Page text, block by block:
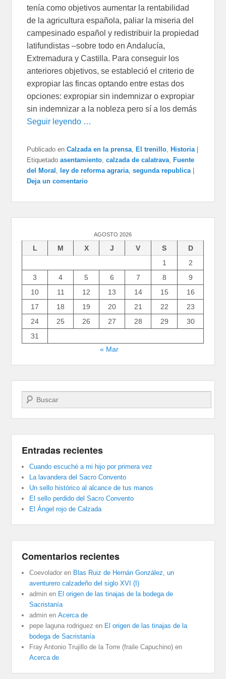
tenía como objetivos aumentar la rentabilidad
de la agricultura española, paliar la miseria del
campesinado español y redistribuir la propiedad
latifundistas –sobre todo en Andalucía,
Extremadura y Castilla. Para conseguir los
anteriores objetivos, se estableció el criterio de
expropiar las fincas optando entre estas dos
opciones: expropiar sin indemnizar o expropiar
sin indemnizar a la nobleza pero sí a los demás
Seguir leyendo …
Publicado en Calzada en la prensa El trenillo Historia
Etiquetado asentamiento ,calzada de calatrava
Fuente
del Moral
ley de reforma agraria ,segunda republica
Deja un comentario
AGOSTO 2026
L M X J V S
D
1
2
3
4 5 6 7 8
9
10
11 12 13 14 15
16
17
18 19 20 21 22
23
24
25 26 27 28 29
30
31
« Mar
Buscar
Entradas recientes
Cuando escuché a mi hijo por primera vez
La lavandera del Sacro Convento
Un sello histórico al alcance de tus manos
El sello perdido del Sacro Convento
El Ángel rojo de Calzada
Comentarios recientes
Coevolador en Blas Ruiz de Hernán González, un
aventurero calzadeño del siglo XVI (I)
admin en El origen de las tinajas de la bodega de
Sacristanía
admin enAcerca de
pepe laguna rodriguez en El origen de las tinajas de la
bodega de Sacristanía
Fray Antonio Trujillo de la Torre (fraile Capuchino) en
Acerca de